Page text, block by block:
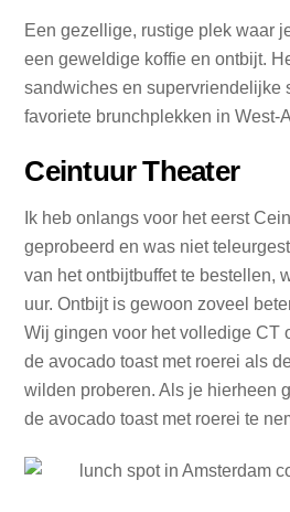
Een gezellige, rustige plek waar
een geweldige koffie en ontbijt.
sandwiches en supervriendelijke
favoriete brunchplekken in West-
Ceintuur Theater
Ik heb onlangs voor het eerst
geprobeerd en was niet
van het ontbijtbuffet te bestellen,
uur. Ontbijt is gewoon zoveel
Wij gingen voor het volledige CT
de avocado toast met roerei als
wilden proberen. Als je hierheen
de avocado toast met roerei te